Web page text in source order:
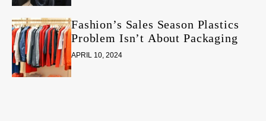
Fashion’s Sales Season Plastics
Problem Isn’t About Packaging
APRIL 10, 2024